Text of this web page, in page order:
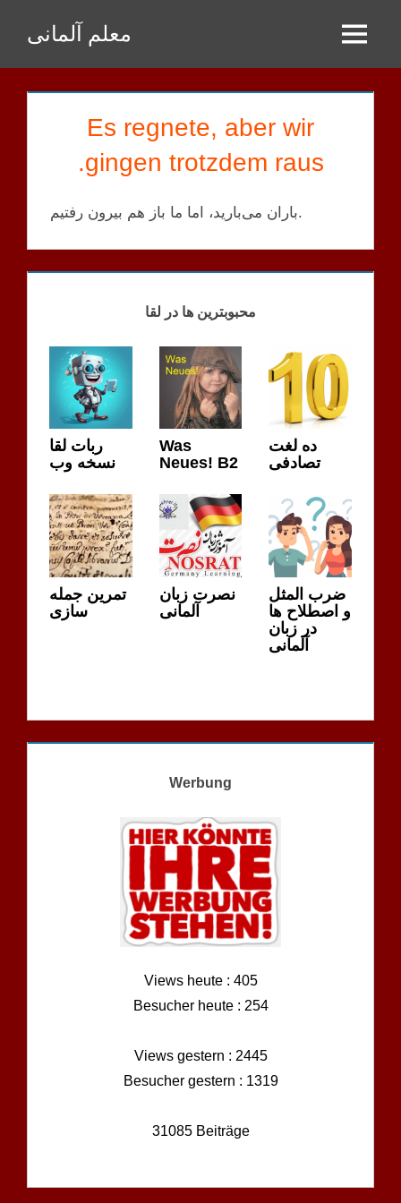
Inhalt
springen
معلم آلمانی Menu
Es regnete, aber wir
gingen trotzdem raus.
باران می‌بارید، اما ما باز هم بیرون رفتیم.
محبوبترین ها در لقا
ربات لقا
نسخه وب
Was
Neues! B2
ده لغت
تصادفی
تمرین جمله
سازی
نصرت زبان
آلمانی
ضرب المثل
و اصطلاح ها
در زبان
آلمانی
Werbung
Views heute : 405
Besucher heute : 254
Views gestern : 2445
Besucher gestern : 1319
31085 Beiträge